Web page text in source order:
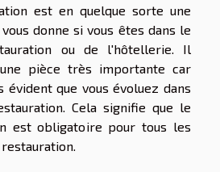
est en quelque sorte une
donne si vous êtes dans le
ou de l'hôtellerie. Il
pièce très importante car
évident que vous évoluez dans
Cela signifie que le
est obligatoire pour tous les